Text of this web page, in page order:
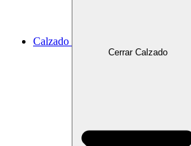
Calzado
Cerrar Calzado